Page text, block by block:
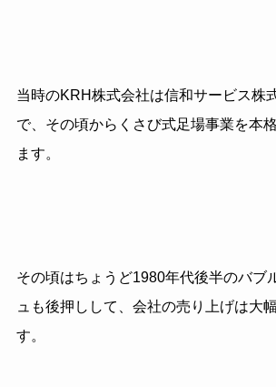
当時のKRH株式会社は信和サービス株
で、その頃からくさび式足場事業を本
ます。
その頃はちょうど1980年代後半のバブ
ュも後押しして、会社の売り上げは大
す。